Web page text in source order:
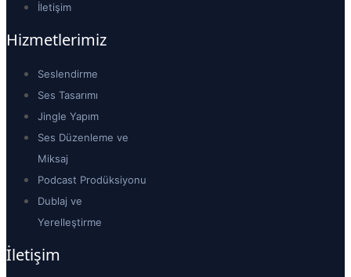
İletişim
Hizmetlerimiz
Seslendirme
Ses Tasarımı
Jingle Yapım
Ses Düzenleme ve
Miksaj
Podcast Prodüksiyonu
Dublaj ve
Yerelleştirme
İletişim